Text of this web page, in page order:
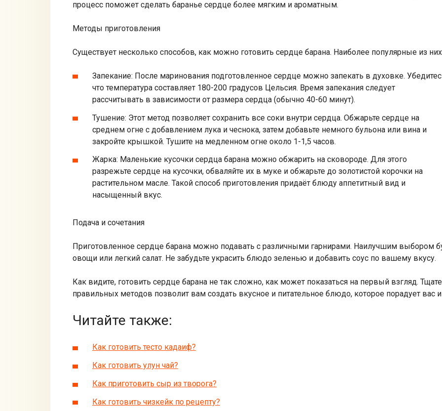
процесс поможет сделать баранье сердце более мягким и ароматным.
Методы приготовления
Существует несколько способов, как можно готовить сердце барана. Наиболее популярные из
Запекание: После маринования подготовленное сердце можно запекать в духовке.
что температура составляет 180-200 градусов Цельсия. Время запекания следует
рассчитывать в зависимости от размера сердца (обычно 40-60 минут).
Тушение: Этот метод позволяет сохранить все соки внутри сердца. Обжарьте сердце на
среднем огне с добавлением лука и чеснока, затем добавьте немного бульона или вина и
закройте крышкой. Тушите на медленном огне около 1-1,5 часов.
Жарка: Маленькие кусочки сердца барана можно обжарить на сковороде. Для этого
разрежьте сердце на кусочки, обваляйте их в муке и обжарьте до золотистой корочки на
растительном масле. Такой способ приготовления придаёт блюду аппетитный вид и
насыщенный вкус.
Подача и сочетания
Приготовленное сердце барана можно подавать с различными гарнирами. Наилучшим выбором
овощи или легкий салат. Не забудьте украсить блюдо зеленью и добавить соус по вашему вкусу.
Как видите, готовить сердце барана не так сложно, как может показаться на первый взгляд.
правильных методов позволит вам создать вкусное и питательное блюдо, которое порадует вас
Читайте также:
Как готовить тесто кадаиф?
Как готовить улун чай?
Как приготовить сыр из творога?
Как готовить чизкейк по рецепту?